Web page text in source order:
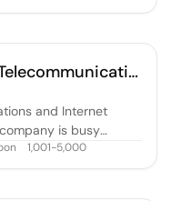
itself as a
CAMTEL (Cameroon Telecommunications)
and Internet
is busy
to a CDMA (Code
of the
1,001-5,000